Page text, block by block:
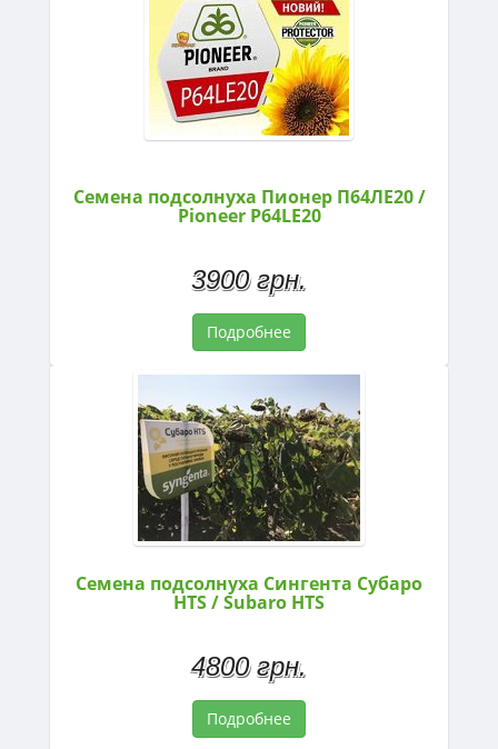
Семена подсолнуха Пионер П64ЛЕ20 /
Pioneer P64LE20
3900 грн.
Подробнее
Семена подсолнуха Сингента Субаро
HTS / Subaro HTS
4800 грн.
Подробнее